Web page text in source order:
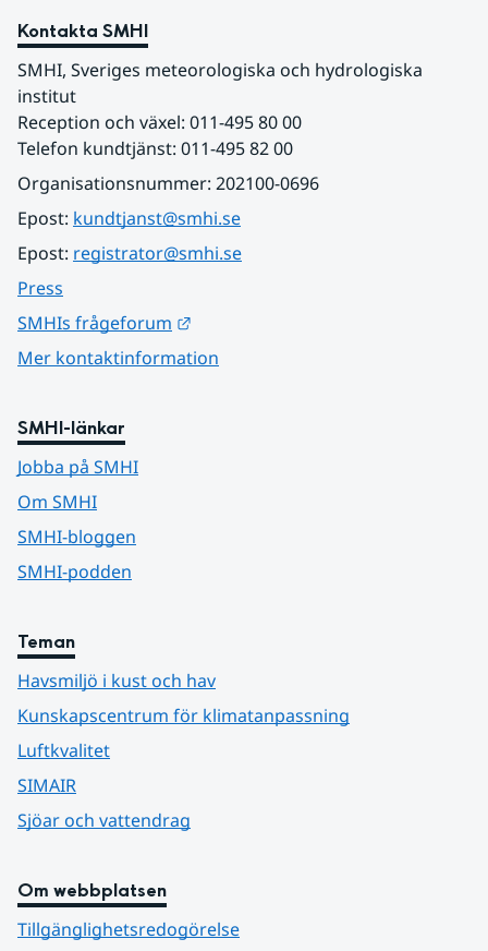
Kontakta SMHI
SMHI, Sveriges meteorologiska och hydrologiska
institut
Reception och växel: 011-495 80 00
Telefon kundtjänst: 011-495 82 00
Organisationsnummer: 202100-0696
Epost: kundtjanst@smhi.se
Epost: registrator@smhi.se
Press
SMHIs frågeforum
Mer kontaktinformation
SMHI-länkar
Jobba på SMHI
Om SMHI
SMHI-bloggen
SMHI-podden
Teman
Havsmiljö i kust och hav
Kunskapscentrum för klimatanpassning
Luftkvalitet
SIMAIR
Sjöar och vattendrag
Om webbplatsen
Tillgänglighetsredogörelse